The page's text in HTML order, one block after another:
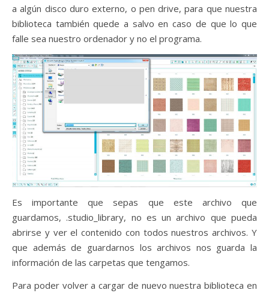
a algún disco duro externo, o pen drive, para que nuestra
biblioteca también quede a salvo en caso de que lo que
falle sea nuestro ordenador y no el programa.
Es importante que sepas que este archivo que
guardamos, .studio_library, no es un archivo que pueda
abrirse y ver el contenido con todos nuestros archivos. Y
que además de guardarnos los archivos nos guarda la
información de las carpetas que tengamos.
Para poder volver a cargar de nuevo nuestra biblioteca en